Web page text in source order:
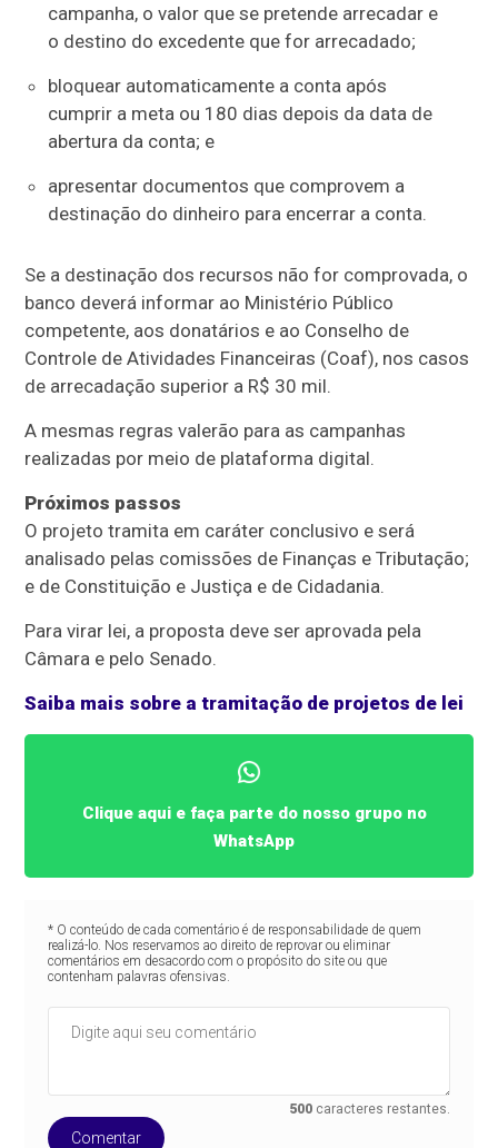
campanha, o valor que se pretende arrecadar e
o destino do excedente que for arrecadado;
bloquear automaticamente a conta após
cumprir a meta ou 180 dias depois da data de
abertura da conta; e
apresentar documentos que comprovem a
destinação do dinheiro para encerrar a conta.
Se a destinação dos recursos não for comprovada, o
banco deverá informar ao Ministério Público
competente, aos donatários e ao Conselho de
Controle de Atividades Financeiras (Coaf), nos casos
de arrecadação superior a R$ 30 mil.
A mesmas regras valerão para as campanhas
realizadas por meio de plataforma digital.
Próximos passos
O projeto tramita em caráter conclusivo e será
analisado pelas comissões de Finanças e Tributação;
e de Constituição e Justiça e de Cidadania.
Para virar lei, a proposta deve ser aprovada pela
Câmara e pelo Senado.
Saiba mais sobre a tramitação de projetos de lei
Clique aqui e faça parte do nosso grupo no
WhatsApp
* O conteúdo de cada comentário é de responsabilidade de quem
realizá-lo. Nos reservamos ao direito de reprovar ou eliminar
comentários em desacordo com o propósito do site ou que
contenham palavras ofensivas.
500 caracteres restantes.
Comentar